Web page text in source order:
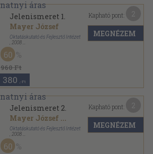
Jelenismeret 1.
Mayer József
Oktatáskutató és Fejlesztő Intézet
2008
Tűzött kötés
960 Ft
60
380 ,-Ft
Kapható pont:
MEGNÉZEM
Jelenismeret 2.
Mayer József ...
Oktatáskutató és Fejlesztő Intézet
2008
Tűzött kötés
60
Kapható pont:
MEGNÉZEM